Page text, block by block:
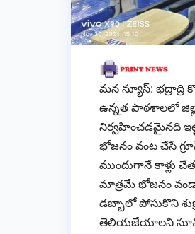
మన న్యూస్: భద్రాద్రి
ఉన్నత పాఠశాలలో
నిర్వహించడమైనది
భోజనం వంట చేసే
ముందుగానే కాళ్లు
మాత్రమే భోజనం
డబ్బాలో పోసుకొని
తెలియజేయాలని